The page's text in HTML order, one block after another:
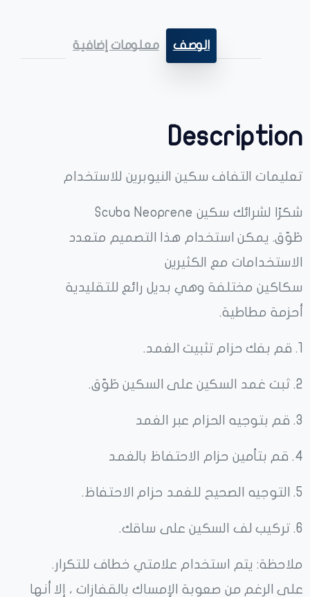
الوصف معلومات إضافية
Description
تعليمات التفاف سكين النيوبرين للاستخدام
شكرًا لشرائك سكين Scuba Neoprene
طَوّق. يمكن استخدام هذا التصميم متعدد
الاستخدامات مع الكثيرين
سكاكين مختلفة وهي بديل رائع للتقليدية
أحزمة مطاطية.
1. قم بفك حزام تثبيت الغمد.
2. ثبت غمد السكين على السكين طَوّق.
3. قم بتوجيه الحزام عبر الغمد
4. قم بتأمين حزام الاحتفاظ بالغمد
5. التوجيه الصحيح للغمد حزام الاحتفاظ.
6. تركيب لف السكين على ساقك.
ملاحظة: يتم استخدام علامتي خطاف للتكرار.
على الرغم من صعوبة الإمساك بالقفازات ، إلا أنها